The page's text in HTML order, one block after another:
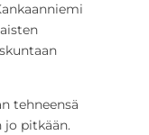
tehneensä
pitkään.